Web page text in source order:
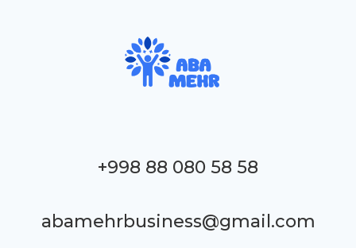
+998 88 080 58 58
abamehrbusiness@gmail.com